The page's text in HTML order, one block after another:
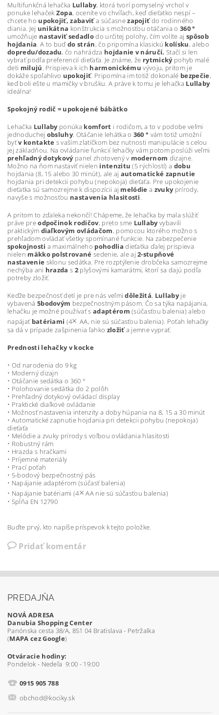
Multifunkčná lehačka Lullaby, ktorá tvorí pomyselný vrchol v
ponuke lehaček Zopa, oceníte vo chvíľach, keď dieťatko nespí –
chcete ho upokojiť, zabaviťa súčasnezapojiťdo rodinného
diania. Jej unikátna konštrukcia s možnosťou otáčania o 360 °
umožňuje nastaviť sedadlodo určitej polohy, čím volíte aj spôsob
hojdania. A to buďdo strán, čo pripomína klasickú kolísku, alebo
dopredu/dozadu, čo nahrádza hojdanie v náručí. Stačí si len
vybrať podľa preferencií dieťaťa. Je známe, že rytmický pohyb malé
deti milujú. Prispieva k ich harmonickémuvývoju, pritom je
dokáže spoľahlivo upokojiť. Pripomína im totiž dokonalé bezpečie,
keď boli ešte u mamičky v brušku. A práve k tomu je lehačka Lullaby
ideálna!
Spokojný rodič = upokojené bábätko
Lehačka Lullabyponúka komfort i rodičom, a to v podobe veľmi
jednoduchej obsluhy. Otáčanie lehátka o 360 ° vám totiž umožní
byťv kontakte s vaším zlatíčkom bez nutnosti manipulácie s celou
jej základňou. Na ovládanie funkcií lehačky vám potom poslúži veľmi
prehľadný dotykovýpanel zhotovený v modernom dizajne.
Možno na ňom nastaviť nielen intenzitu (5 rýchlostí) a dobu
hojdania (8, 15 alebo 30 minút), ale aj automatické zapnutie
hojdania pri detekcii pohybu (nepokoja) dieťaťa. Pre upokojenie
dieťatka sú samozrejme k dispozícii aj melódie a zvukyprírody,
navyše s možnosťou nastavenia hlasitosti.
A pritom to zďaleka nekončí! Chápeme, že lehačka by mala slúžiť
práve preodpočinok rodičov, preto sme Lullabyvybavili
praktickým diaľkovým ovládačom, pomocou ktorého možno s
prehľadom ovládať všetky spomínané funkcie. Na zabezpečenie
spokojnosti a maximálneho pohodliadieťatka ďalej prispieva
nielen mäkko polstrované sedenie, ale aj2-stupňové
nastavenie sklonu sedátka. Pre rozptýlenie drobčeka samozrejme
nechýba ani hrazdas 2 plyšovými kamarátmi, ktorí sa dajú podľa
potreby zložiť.
Keďže bezpečnosť detí je pre nás veľmidôležitá, Lullabyje
vybavená 5bodovým bezpečnostným pásom. Čo sa týka napájania,
lehačku je možné používať s adaptérom (súčasťou balenia) alebo
napájaťbatériami (4×AA, nie sú súčasťou balenia). Poťah lehačky
sa dá v prípade zašpinenia ľahko zložiťa jemne vyprať.
Prednosti lehačky v kocke
• Od narodenia do 9 kg
• Moderný dizajn
• Otáčanie sedátka o 360 °
• Polohovanie sedátka do 2 polôh
• Prehľadný dotykový ovládací display
• Praktické diaľkové ovládanie
• Možnosť nastavenia intenzity a doby húpania na 8, 15 a 30 minút
• Automatické zapnutie hojdania pri detekcii pohybu (nepokoja)
dieťaťa
• Melódie a zvuky prírody s voľbou ovládania hlasitosti
• Robustný rám
• Hrazda s hračkami
• Príjemné materiály
• Prací poťah
• 5-bodový bezpečnostný pás
• Napájanie adaptérom (súčasť balenia)
• Napájanie batériami (4× AA nie sú súčasťou balenia)
• Spĺňa EN 12790
Buďte prvý, kto napíše príspevok k tejto položke.
Pridať komentár
PREDAJŇA
NOVÁ ADRESA
Danubia Shopping Center
Panónska cesta 38/A, 851 04 Bratislava - Petržalka
(MAPA cez Google)
Otváracie hodiny:
Pondelok - Nedeľa 9:00 - 19:00
0915 905 788
obchod@kociky.sk